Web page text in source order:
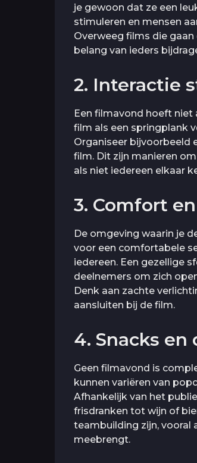
je gewoon dat ze een
stimuleren en mensen
Overweeg films die
belang van ieders
2. Interactie
Een filmavond hoeft niet
film als een springplank
Organiseer bijvoorbeeld
film. Dit zijn manieren
als niet iedereen elkaar
3. Comfort
De omgeving waarin je
voor een comfortabele
iedereen. Een gezellige
deelnemers om zich
Denk aan zachte
aansluiten bij de film.
4. Snacks en
Geen filmavond is
kunnen variëren van
Afhankelijk van het
frisdranken tot wijn of
teambuilding zijn, vooral
meebrengt.